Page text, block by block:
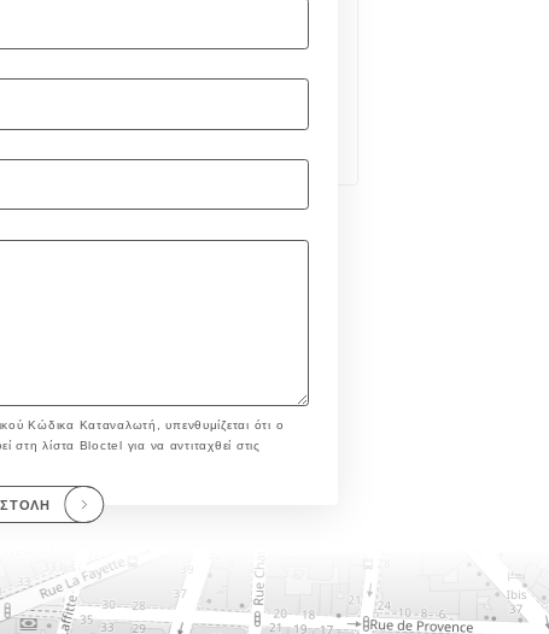
Κώδικα Καταναλωτή, υπενθυμίζεται ότι ο
στη λίστα Bloctel για να αντιταχθεί στις